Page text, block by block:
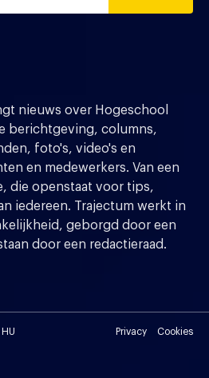
nieuws over Hogeschool
berichtgeving, columns,
foto's, video's en
en medewerkers. Van een
die openstaat voor tips,
iedereen. Trajectum werkt in
geborgd door een
door een redactieraad.
Privacy Cookies